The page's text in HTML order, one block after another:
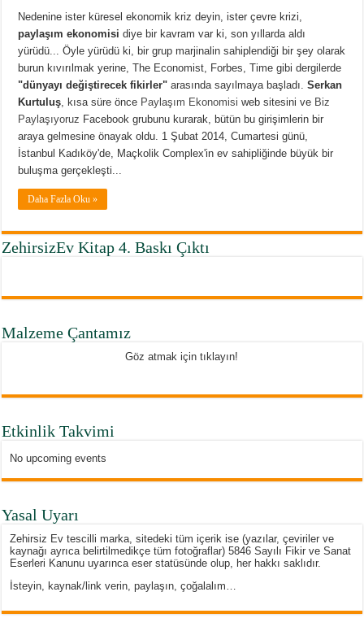
Nedenine ister küresel ekonomik kriz deyin, ister çevre krizi,
paylaşım ekonomisi diye bir kavram var ki, son yıllarda aldı
yürüdü... Öyle yürüdü ki, bir grup marjinalin sahiplendiği bir şey olarak
burun kıvırılmak yerine, The Economist, Forbes, Time gibi dergilerde
"dünyayı değiştirecek fikirler" arasında sayılmaya başladı.Serkan
Kurtuluş , kısa süre önce Paylaşım Ekonomisi web sitesini ve Biz
Paylaşıyoruz Facebook grubunu kurarak, bütün bu girişimlerin bir
araya gelmesine önayak oldu. 1 Şubat 2014, Cumartesi günü,
İstanbul Kadıköy'de, Maçkolik Complex'in ev sahipliğinde büyük bir
buluşma gerçekleşti...
Daha Fazla Oku »
ZehirsizEv Kitap 4. Baskı Çıktı
Malzeme Çantamız
Göz atmak için tıklayın!
Etkinlik Takvimi
No upcoming events
Yasal Uyarı
Zehirsiz Ev tescilli marka, sitedeki tüm içerik ise (yazılar, çeviriler ve
kaynağı ayrıca belirtilmedikçe tüm fotoğraflar) 5846 Sayılı Fikir ve Sanat
Eserleri Kanunu uyarınca eser statüsünde olup, her hakkı saklıdır.
İsteyin, kaynak/link verin, paylaşın, çoğalalım…